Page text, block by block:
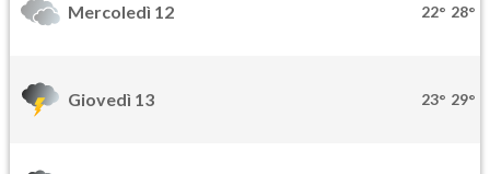
Mercoledì 12 22° 28°
Giovedì 13 23° 29°